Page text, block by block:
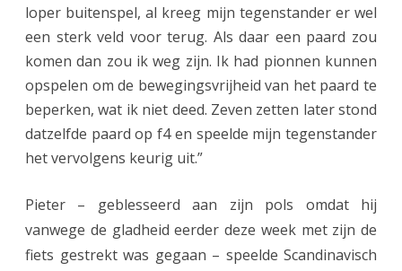
loper buitenspel, al kreeg mijn tegenstander er wel
een sterk veld voor terug. Als daar een paard zou
komen dan zou ik weg zijn. Ik had pionnen kunnen
opspelen om de bewegingsvrijheid van het paard te
beperken, wat ik niet deed. Zeven zetten later stond
datzelfde paard op f4 en speelde mijn tegenstander
het vervolgens keurig uit.”
Pieter – geblesseerd aan zijn pols omdat hij
vanwege de gladheid eerder deze week met zijn de
fiets gestrekt was gegaan – speelde Scandinavisch